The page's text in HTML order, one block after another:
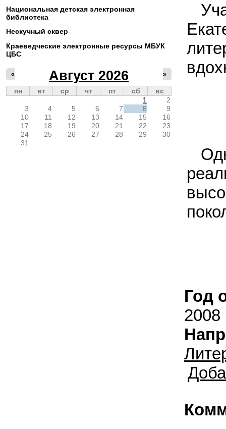
Национальная детская электронная
библиотека
Нескучный сквер
Краеведческие электронные ресурсы МБУК
ЦБС
Август 2026
« »
пн вт ср чт пт сб
вс
1
2
3
4 5 6 7 8
9
10
11 12 13 14 15
16
17
18 19 20 21 22
23
24
25 26 27 28 29
30
31
Год
2008